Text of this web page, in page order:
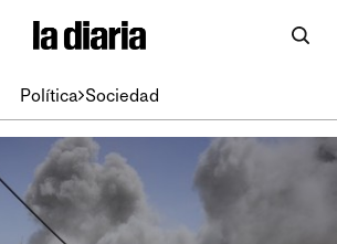
Política Sociedad